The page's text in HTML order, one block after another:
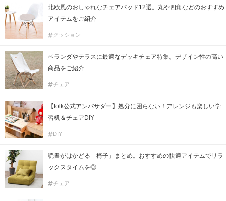
北欧風のおしゃれなチェアパッド12選。丸や四角などのおすすめ
アイテムをご紹介
クッション
ベランダやテラスに最適なデッキチェア特集。デザイン性の高い
商品をご紹介
チェア
【folk公式アンバサダー】処分に困らない！アレンジも楽しい学
習机＆チェアDIY
DIY
読書がはかどる「椅子」まとめ。おすすめの快適アイテムでリラ
ックスタイムを◎
チェア